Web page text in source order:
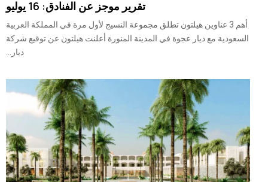
تقرير موجز عن الفنادق: 16 يوليو
أهم 3 عناوين هيلتون تطلق مجموعة النسيج لأول مرة في المملكة العربية
السعودية مع ديار عجوة في المدينة المنورة أعلنت هيلتون عن توقيع شركة
ديار...